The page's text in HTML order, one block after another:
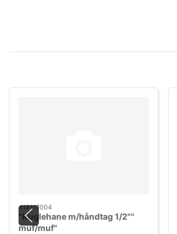
418117004
"Kuglehane m/håndtag 1/2""
muf/muf"